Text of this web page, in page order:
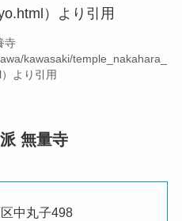
寺
kawasaki/temple_nakahara_
より引用
無量寺
中丸子498